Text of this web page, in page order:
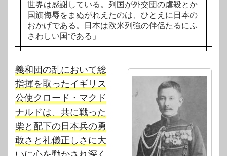
世界は感謝している。列国が外交団の虐殺とか
国旗侮辱をまぬがれえたのは、ひとえに日本の
おかげである。日本は欧米列強の伴侶たるにふ
さわしい国である」
義和団の乱において総
指揮を取ったイギリス
公使クロード・マクド
ナルドは、共に戦った
柴と配下の日本兵の勇
敢さと礼儀正しさに大